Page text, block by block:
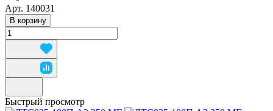
Арт. 140031
В корзину
Быстрый просмотр